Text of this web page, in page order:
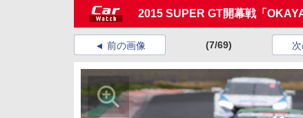
2015 SUPER GT開幕戦「
前の画像 (7/69)